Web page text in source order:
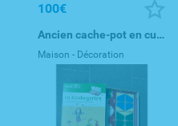
100€
Ancien cache-pot en cuivre martelé à poignées céramique styl
Maison - Décoration